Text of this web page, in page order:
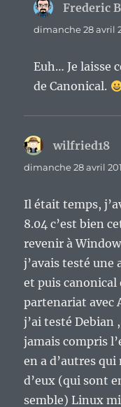
Frederic
dimanche 28 avril
Euh… Je laisse
de Canonical.
wilfried18
dimanche 28 avril
Il était temps,
8.04 c’est bien
revenir à
j’avais testé une
et puis canonical
partenariat avec
j’ai testé Debian
jamais compris
en a d’autres
d’eux (qui sont
semble) Linux